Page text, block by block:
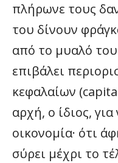
πλήρωνε τους
του δίνουν
από το μυαλό
επιβάλει
κεφαλαίων
αρχή, ο ίδιος,
οικονομία· ότι
σύρει μέχρι το